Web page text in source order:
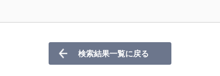
検索結果一覧に戻る